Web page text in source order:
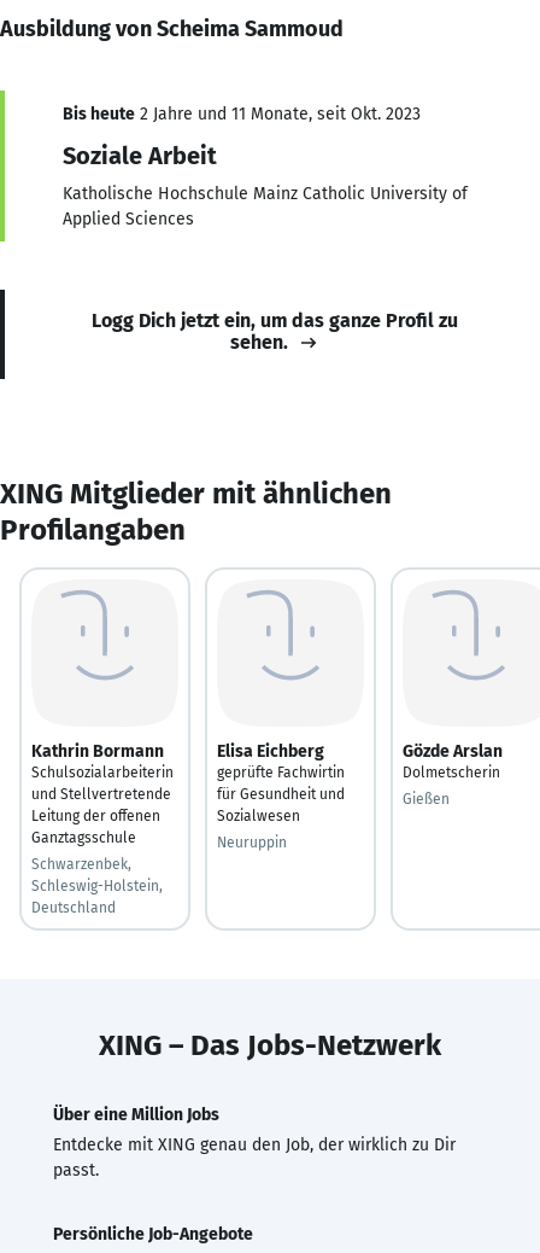
Ausbildung von Scheima Sammoud
Bis heute 2 Jahre und 11 Monate, seit Okt. 2023
Soziale Arbeit
Katholische Hochschule Mainz Catholic University of
Applied Sciences
Logg Dich jetzt ein, um das ganze Profil zu
sehen.
XING Mitglieder mit ähnlichen
Profilangaben
Kathrin Bormann
Schulsozialarbeiterin
und Stellvertretende
Leitung der offenen
Ganztagsschule
Schwarzenbek,
Schleswig-Holstein,
Deutschland
Elisa Eichberg
geprüfte Fachwirtin
für Gesundheit und
Sozialwesen
Neuruppin
Gözde Arslan
Dolmetscherin
Gießen
XING – Das Jobs-Netzwerk
Über eine Million Jobs
Entdecke mit XING genau den Job, der wirklich zu Dir
passt.
Persönliche Job-Angebote